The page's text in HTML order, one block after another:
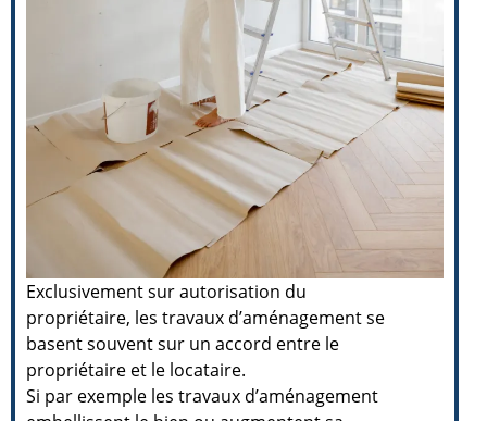
Exclusivement sur autorisation du
propriétaire, les travaux d’aménagement se
basent souvent sur un accord entre le
propriétaire et le locataire.
Si par exemple les travaux d’aménagement